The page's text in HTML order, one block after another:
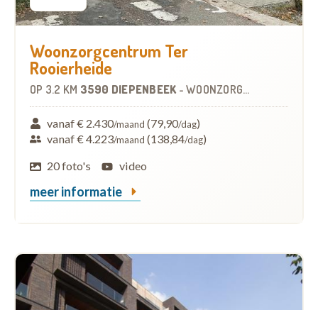
Woonzorgcentrum Ter
Rooierheide
OP 3.2 KM 3590 DIEPENBEEK - WOONZORGCENTRUM (WZC)
vanaf € 2.430/maand (79,90/dag)
vanaf € 4.223/maand (138,84/dag)
20 foto's
video
meer informatie